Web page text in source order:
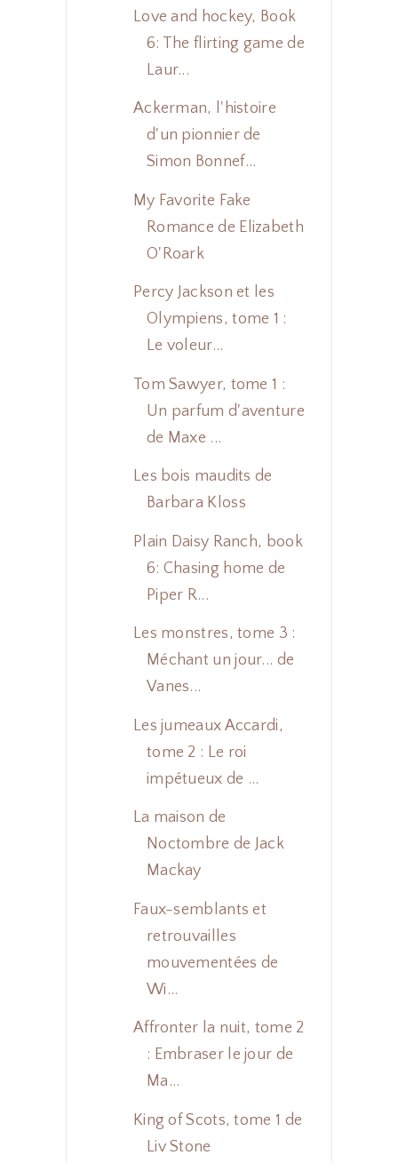
Love and hockey, Book
6: The flirting game de
Laur...
Ackerman, l'histoire
d'un pionnier de
Simon Bonnef...
My Favorite Fake
Romance de Elizabeth
O'Roark
Percy Jackson et les
Olympiens, tome 1 :
Le voleur...
Tom Sawyer, tome 1 :
Un parfum d'aventure
de Maxe ...
Les bois maudits de
Barbara Kloss
Plain Daisy Ranch, book
6: Chasing home de
Piper R...
Les monstres, tome 3 :
Méchant un jour... de
Vanes...
Les jumeaux Accardi,
tome 2 : Le roi
impétueux de ...
La maison de
Noctombre de Jack
Mackay
Faux-semblants et
retrouvailles
mouvementées de
Wi...
Affronter la nuit, tome 2
: Embraser le jour de
Ma...
King of Scots, tome 1 de
Liv Stone